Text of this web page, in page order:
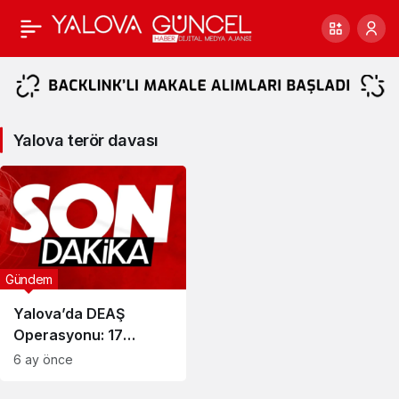
Yalova
terör
davası
Haberleri
Yalova terör davası
Yalova’da DEAŞ
Operasyonu: 17
Şüpheli İçin 40 Yıla
Gündem
6 ay önce